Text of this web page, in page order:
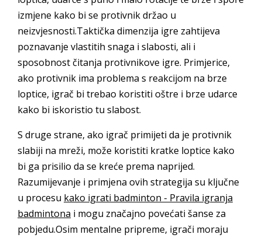
izmjene kako bi se protivnik držao u
neizvjesnosti.Taktička dimenzija igre zahtijeva
poznavanje vlastitih snaga i slabosti, ali i
sposobnost čitanja protivnikove igre. Primjerice,
ako protivnik ima problema s reakcijom na brze
loptice, igrač bi trebao koristiti oštre i brze udarce
kako bi iskoristio tu slabost.
S druge strane, ako igrač primijeti da je protivnik
slabiji na mreži, može koristiti kratke loptice kako
bi ga prisilio da se kreće prema naprijed.
Razumijevanje i primjena ovih strategija su ključne
u procesu kako igrati badminton - Pravila igranja
badmintona i mogu značajno povećati šanse za
pobjedu.Osim mentalne pripreme, igrači moraju